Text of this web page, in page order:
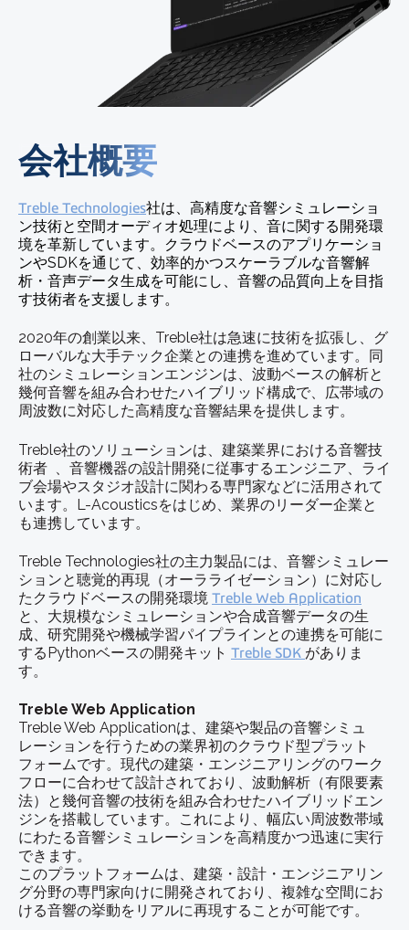
会社概要
Treble Technologies社は、高精度な音響シミュレーショ
ン技術と空間オーディオ処理により、音に関する開発環
境を革新しています。クラウドベースのアプリケーショ
ンやSDKを通じて、効率的かつスケーラブルな音響解
析・音声データ生成を可能にし、音響の品質向上を目指
す技術者を支援します。
2020年の創業以来、Treble社は急速に技術を拡張し、グ
ローバルな大手テック企業との連携を進めています。同
社のシミュレーションエンジンは、波動ベースの解析と
幾何音響を組み合わせたハイブリッド構成で、広帯域の
周波数に対応した高精度な音響結果を提供します。
Treble社のソリューションは、建築業界における音響技
術者 、音響機器の設計開発に従事するエンジニア、ライ
ブ会場やスタジオ設計に関わる専門家などに活用されて
います。L-Acousticsをはじめ、業界のリーダー企業と
も連携しています。
Treble Technologies社の主力製品には、音響シミュレー
ションと聴覚的再現（オーラライゼーション）に対応し
たクラウドベースの開発環境 Treble Web Application
と、大規模なシミュレーションや合成音響データの生
成、研究開発や機械学習パイプラインとの連携を可能に
するPythonベースの開発キット Treble SDK がありま
す。
Treble Web Application
Treble Web Applicationは、建築や製品の音響シミュ
レーションを行うための業界初のクラウド型プラット
フォームです。現代の建築・エンジニアリングのワーク
フローに合わせて設計されており、波動解析（有限要素
法）と幾何音響の技術を組み合わせたハイブリッドエン
ジンを搭載しています。これにより、幅広い周波数帯域
にわたる音響シミュレーションを高精度かつ迅速に実行
できます。
このプラットフォームは、建築・設計・エンジニアリン
グ分野の専門家向けに開発されており、複雑な空間にお
ける音響の挙動をリアルに再現することが可能です。